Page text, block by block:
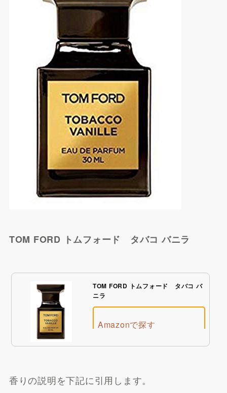
Yahoo!ショッピングで探
す
@cosme SHOPPINGで探
す
TOM FORD トムフォード タバコ バニラ
TOM FORD トムフォード タバコ バ
ニラ
Amazonで探す
香りの説明を下記に引用します。